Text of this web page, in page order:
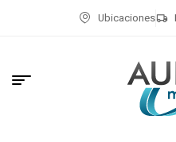
Ubicaciones